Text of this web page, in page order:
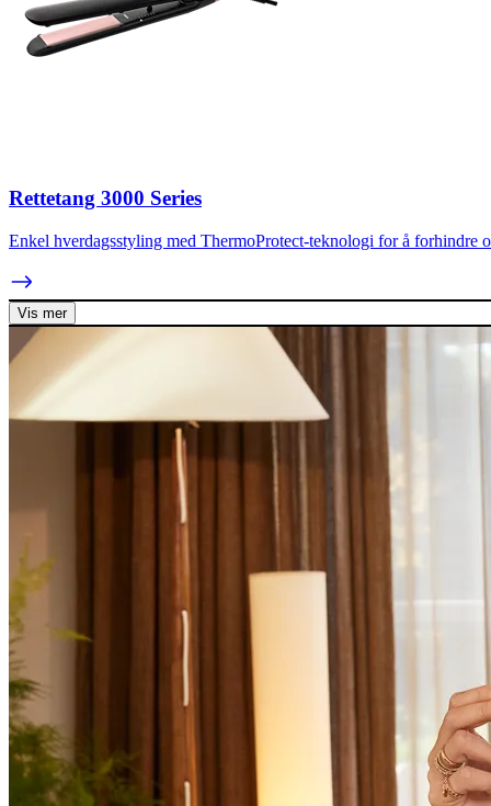
Rettetang 3000 Series
Enkel hverdagsstyling med ThermoProtect-teknologi for å forhindre
Vis mer